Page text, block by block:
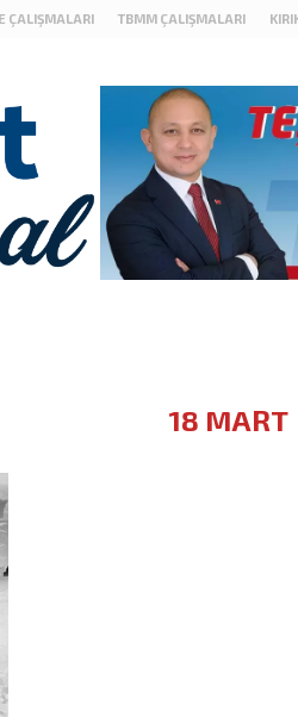
ÇALIŞMALARI TBMM ÇALIŞMALARI
18 MART